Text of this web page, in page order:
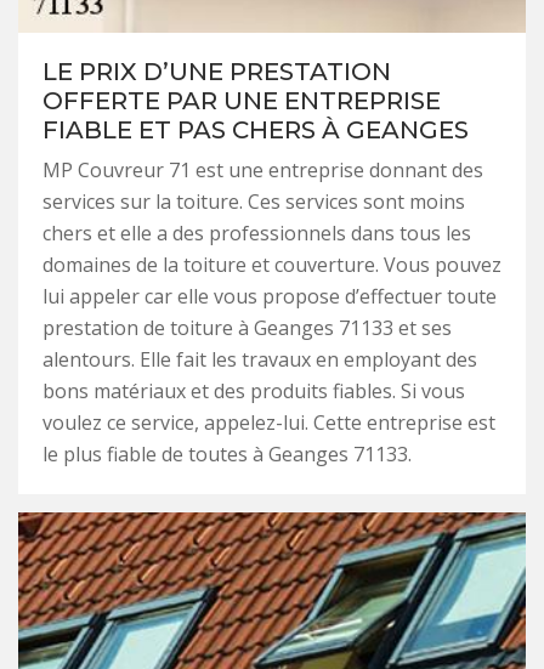
LE PRIX D’UNE PRESTATION
OFFERTE PAR UNE ENTREPRISE
FIABLE ET PAS CHERS À GEANGES
MP Couvreur 71 est une entreprise donnant des
services sur la toiture. Ces services sont moins
chers et elle a des professionnels dans tous les
domaines de la toiture et couverture. Vous pouvez
lui appeler car elle vous propose d’effectuer toute
prestation de toiture à Geanges 71133 et ses
alentours. Elle fait les travaux en employant des
bons matériaux et des produits fiables. Si vous
voulez ce service, appelez-lui. Cette entreprise est
le plus fiable de toutes à Geanges 71133.